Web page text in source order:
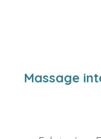
Massage